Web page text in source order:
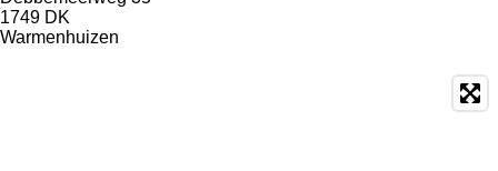
1749 DK
Warmenhuizen